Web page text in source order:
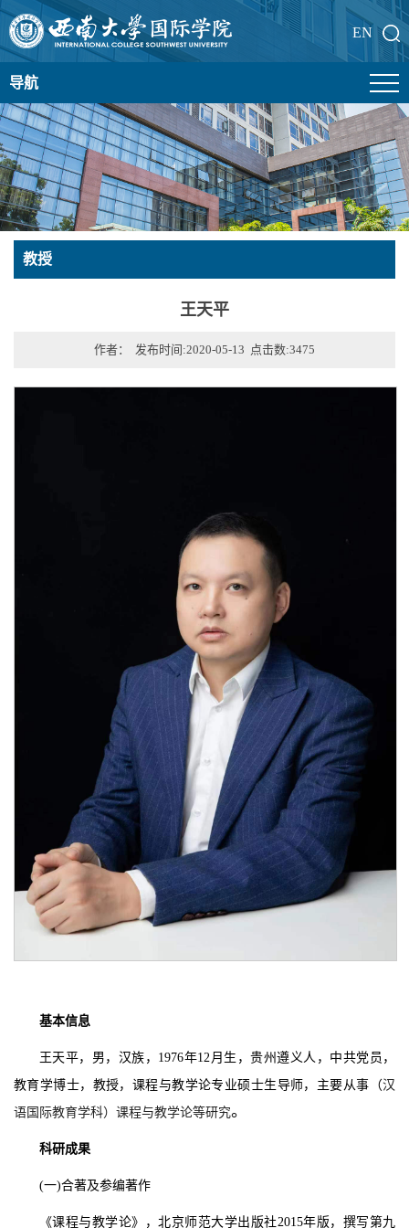
EN
导航
教授
王天平
作者： 发布时间:2020-05-13 点击数:3475
基本信息
王天平，男，汉族， 1976年12月生，贵州遵义人，中共党员，
教育学博士，教授，课程与教学论专业硕士生导师，主要从事（汉
语国际教育学科）课程与教学论等研究。
科研成果
(一)合著及参编著作
《课程与教学论》，北京师范大学出版社2015年版，撰写第九